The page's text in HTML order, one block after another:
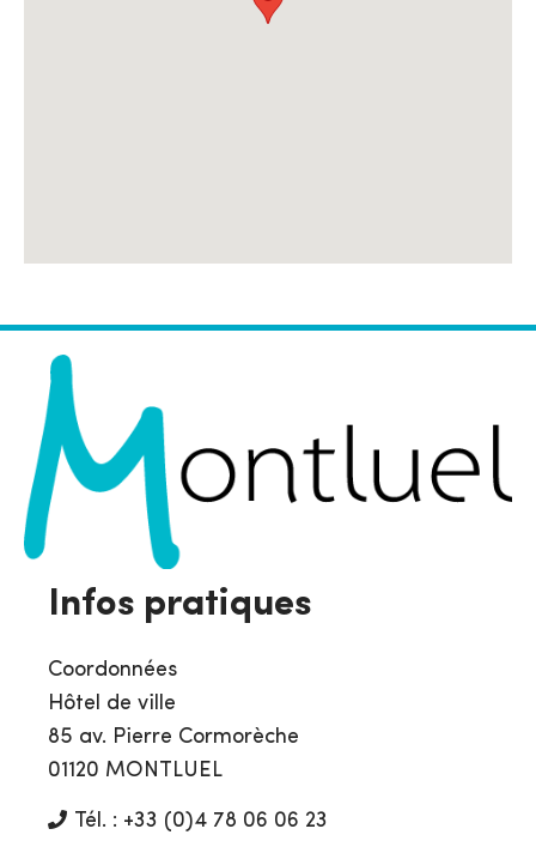
Infos pratiques
Coordonnées
Hôtel de ville
85 av. Pierre Cormorèche
01120 MONTLUEL
Tél. : +33 (0)4 78 06 06 23